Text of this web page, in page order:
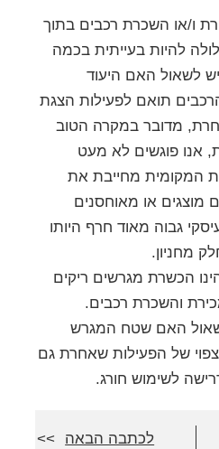
ו/או השכרת רכבים בתוך
להיות בעייתית בכמה
לשאול האם היעוד
תואם לפעילות הצגת
מדובר במקרה הטוב
אנו פוגשים לא מעט
המקומית מחייבת את
או מאוחסנים
גבוה מאוד חרף היותו
מחניון.
הכשרת מגרשים ריקים
והשכרת רכבים.
האם שטח המגרש
של הפעילות שאחרת גם
לשימוש חורג.
לכתבה הבאה